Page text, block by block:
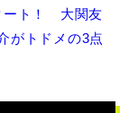
ート！ 大関友
がトドメの3点